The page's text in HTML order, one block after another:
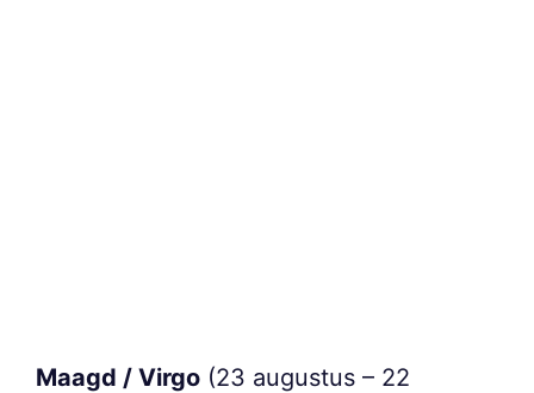
Maagd / Virgo (23 augustus – 22